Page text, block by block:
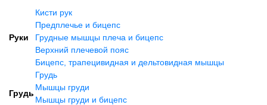
Руки
Кисти рук
Предплечье и бицепс
Грудные мышцы плеча и бицепс
Верхний плечевой пояс
Бицепс, трапецивидная и дельтовидная мышцы
Грудь
Грудь
Мышцы груди
Мышцы груди и бицепс